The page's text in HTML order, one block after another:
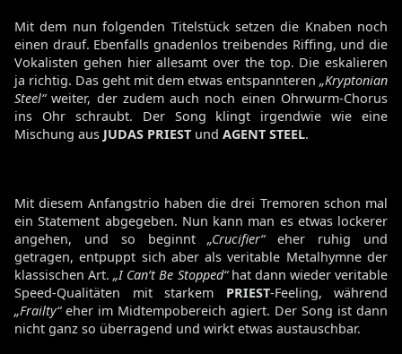
Mit dem nun folgenden Titelstück setzen die Knaben noch
einen drauf. Ebenfalls gnadenlos treibendes Riffing, und die
Vokalisten gehen hier allesamt over the top. Die eskalieren
ja richtig. Das geht mit dem etwas entspannteren „Kryptonian
Steel“weiter, der zudem auch noch einen Ohrwurm-Chorus
ins Ohr schraubt. Der Song klingt irgendwie wie eine
Mischung aus JUDAS PRIEST und AGENT STEEL.
Mit diesem Anfangstrio haben die drei Tremoren schon mal
ein Statement abgegeben. Nun kann man es etwas lockerer
angehen, und so beginnt„Crucifier“eher ruhig und
getragen, entpuppt sich aber als veritable Metalhymne der
klassischen Art.„I Can’t Be Stopped“hat dann wieder veritable
Speed-Qualitäten mit starkem PRIEST-Feeling, während
„Frailty“eher im Midtempobereich agiert. Der Song ist dann
nicht ganz so überragend und wirkt etwas austauschbar.